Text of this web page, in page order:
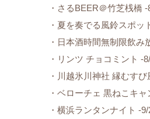
・さるBEER＠竹芝桟橋 -
・夏を奏でる風鈴スポッ
・日本酒時間無制限飲み
・リンツ チョコミント -
・川越氷川神社 縁むすび
・ベローチェ 黒ねこキ
・横浜ランタンナイト -9/